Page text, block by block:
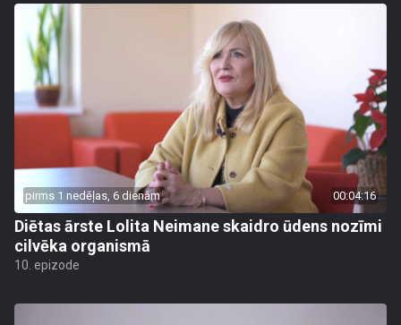
pirms 1 nedēļas, 6 dienām 00:04:16
Diētas ārste Lolita Neimane skaidro ūdens nozīmi
cilvēka organismā
10. epizode